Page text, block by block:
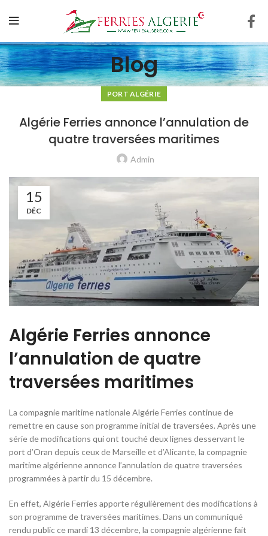
Blog
PORT ALGÉRIE
Algérie Ferries annonce l’annulation de
quatre traversées maritimes
Admin
15
DÉC
Algérie Ferries annonce
l’annulation de quatre
traversées maritimes
La compagnie maritime nationale Algérie Ferries continue de
remettre en cause son programme initial de traversées. Après une
série de modifications qui ont touché deux lignes desservant le
port d’Oran depuis ceux de Marseille et d’Alicante, la compagnie
maritime algérienne annonce l’annulation de quatre traversées
programmées à partir du 15 décembre.
En effet, Algérie Ferries apporte régulièrement des modifications à
son programme de traversées maritimes. Dans un communiqué
rendu public ce mardi 13 décembre, la compagnie algérienne fait